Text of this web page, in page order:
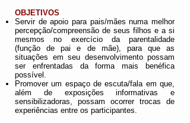
OBJETIVOS
Servir de apoio para pais/mães numa melhor
percepção/compreensão de seus filhos e a si
mesmos no exercício da parentalidade
(função de pai e de mãe), para que as
situações em seu desenvolvimento possam
ser enfrentadas da forma mais benéfica
possível.
Promover um espaço de escuta/fala em que,
além de exposições informativas e
sensibilizadoras, possam ocorrer trocas de
experiências entre os participantes.